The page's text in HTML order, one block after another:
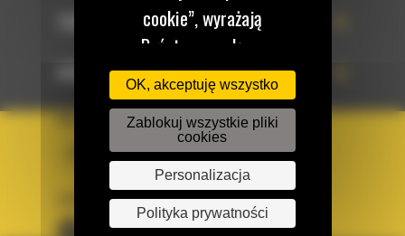
TECHNOLOGIE
DOWIEDZ SIĘ WIĘCEJ
KRAJ
BM POLSKA
OBSERWUJ NAS
cookie”, wyrażają
Państwo zgodę na
korzystanie z tych
plików cookie. W
każdej chwili mogą
Państwo zmienić
preferencje w naszej
Witrynie internetowej.
OK, akceptuję wszystko
Zablokuj wszystkie pliki
cookies
Personalizacja
Polityka prywatności